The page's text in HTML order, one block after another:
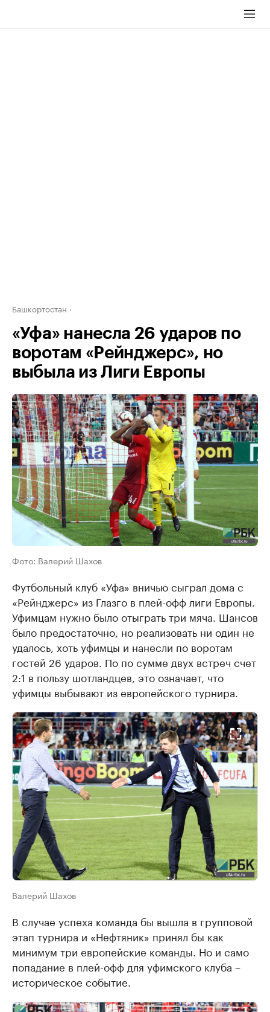
Башкортостан
«Уфа» нанесла 26 ударов по
воротам «Рейнджерс», но
выбыла из Лиги Европы
Фото: Валерий Шахов
Футбольный клуб «Уфа» вничью сыграл дома с
«Рейнджерс» из Глазго в плей-офф лиги Европы.
Уфимцам нужно было отыграть три мяча. Шансов
было предостаточно, но реализовать ни один не
удалось, хоть уфимцы и нанесли по воротам
гостей 26 ударов. По по сумме двух встреч счет
2:1 в пользу шотландцев, это означает, что
уфимцы выбывают из европейского турнира.
Валерий Шахов
В случае успеха команда бы вышла в групповой
этап турнира и «Нефтяник» принял бы как
минимум три европейские команды. Но и само
попадание в плей-офф для уфимского клуба –
историческое событие.